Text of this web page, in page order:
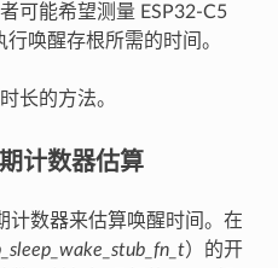
可能希望测量 ESP32-C5
唤醒存根所需的时间。
长的方法。
计数器估算
计数器来估算唤醒时间。在
）的开